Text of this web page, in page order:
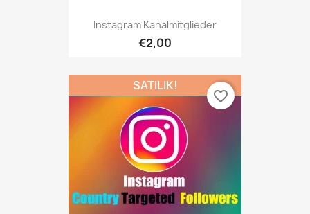
Instagram Kanalmitglieder
€2,00
SATILIK!
favorite_border